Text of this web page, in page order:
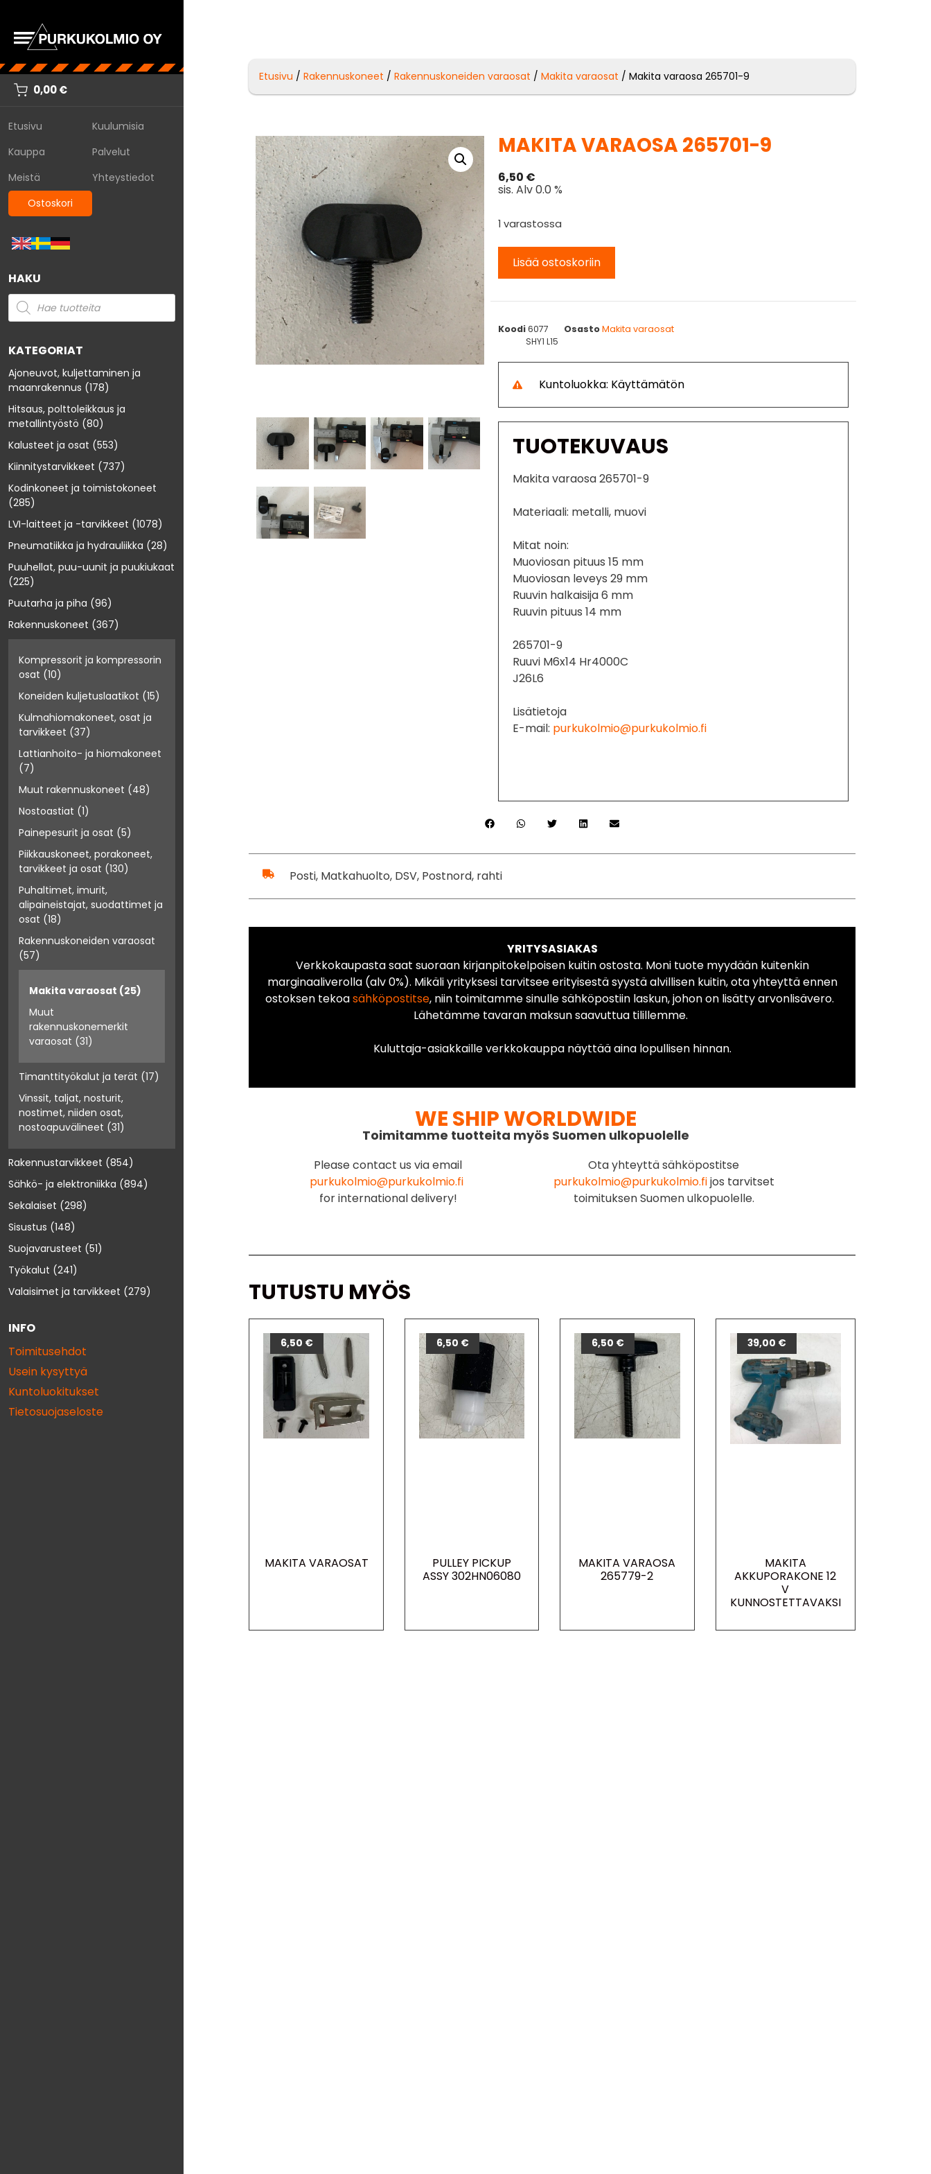
0,00€
Etusivu
Kuulumisia
Kauppa
Palvelut
Meistä
Yhteystiedot
Ostoskori
HAKU
KATEGORIAT
Ajoneuvot, kuljettaminen ja
maanrakennus (178)
Hitsaus, polttoleikkaus ja
metallintyöstö (80)
Kalusteet ja osat (553)
Kiinnitystarvikkeet (737)
Kodinkoneet ja toimistokoneet
(285)
LVI-laitteet ja -tarvikkeet (1078)
Pneumatiikka ja hydrauliikka (28)
Puuhellat, puu-uunit ja puukiukaat
(225)
Puutarha ja piha (96)
Rakennuskoneet (367)
Kompressorit ja kompressorin
osat (10)
Koneiden kuljetuslaatikot (15)
Kulmahiomakoneet, osat ja
tarvikkeet (37)
Lattianhoito- ja hiomakoneet
(7)
Muut rakennuskoneet (48)
Nostoastiat (1)
Painepesurit ja osat (5)
Piikkauskoneet, porakoneet,
tarvikkeet ja osat (130)
Puhaltimet, imurit,
alipaineistajat, suodattimet ja
osat (18)
Rakennuskoneiden varaosat
(57)
Makita varaosat (25)
Muut
rakennuskonemerkit
varaosat (31)
Timanttityökalut ja terät (17)
Vinssit, taljat, nosturit,
nostimet, niiden osat,
nostoapuvälineet (31)
Rakennustarvikkeet (854)
Sähkö- ja elektroniikka (894)
Sekalaiset (298)
Sisustus (148)
Suojavarusteet (51)
Työkalut (241)
Valaisimet ja tarvikkeet (279)
INFO
Toimitusehdot
Usein kysyttyä
Kuntoluokitukset
Tietosuojaseloste
Etusivu /Rakennuskoneet /Rakennuskoneiden varaosat /Makita varaosat / Makita varaosa 265701-9
MAKITA VARAOSA 265701-9
6,50 €
sis. Alv 0.0 %
1 varastossa
Lisää ostoskoriin
Koodi6077 Osasto Makita varaosat
SHY1 L15
Kuntoluokka: Käyttämätön
TUOTEKUVAUS
Makita varaosa 265701-9
Materiaali: metalli, muovi
Mitat noin:
Muoviosan pituus 15 mm
Muoviosan leveys 29 mm
Ruuvin halkaisija 6 mm
Ruuvin pituus 14 mm
265701-9
Ruuvi M6x14 Hr4000C
J26L6
Lisätietoja
E-mail: purkukolmio@purkukolmio.fi
Posti, Matkahuolto, DSV, Postnord, rahti
YRITYSASIAKAS
Verkkokaupasta saat suoraan kirjanpitokelpoisen kuitin ostosta. Moni tuote myydään kuitenkin
marginaaliverolla (alv 0%). Mikäli yrityksesi tarvitsee erityisestä syystä alvillisen kuitin, ota yhteyttä ennen
ostoksen tekoasähköpostitse, niin toimitamme sinulle sähköpostiin laskun, johon on lisätty arvonlisävero.
Lähetämme tavaran maksun saavuttua tilillemme.
Kuluttaja-asiakkaille verkkokauppa näyttää aina lopullisen hinnan.
WE SHIP WORLDWIDE
Toimitamme tuotteita myös Suomen ulkopuolelle
Please contact us via email
purkukolmio@purkukolmio.fi
for international delivery!
Ota yhteyttä sähköpostitse
purkukolmio@purkukolmio.fijos tarvitset
toimituksen Suomen ulkopuolelle.
TUTUSTU MYÖS
MAKITA VARAOSAT
6,50 €
PULLEY PICKUP
ASSY 302HN06080
6,50 €
MAKITA VARAOSA
265779-2
6,50 €
MAKITA
AKKUPORAKONE 12
V
KUNNOSTETTAVAKSI
39,00 €